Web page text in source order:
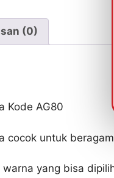
(0)
Kode AG80
cocok untuk
yang bisa